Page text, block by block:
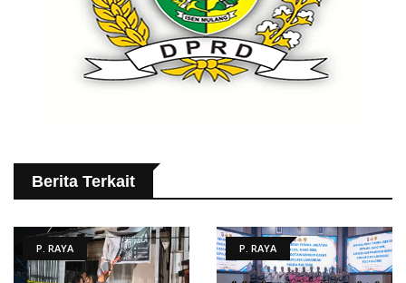
Berita Terkait
P. RAYA P. RAYA